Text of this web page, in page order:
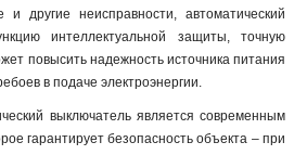
другие неисправности, автоматический
интеллектуальной защиты, точную
повысить надежность источника питания
в подаче электроэнергии.
выключатель является современным
гарантирует безопасность объекта – при